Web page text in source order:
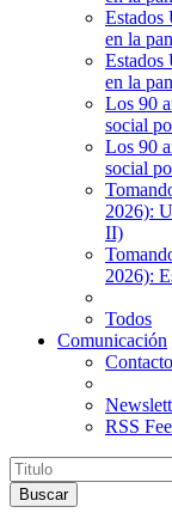
Estados
en la
Estados
en la
Los 90
social
Los 90
social
2026):
II)
2026):
Todos
Comunicación
Contacto
RSS
Buscar